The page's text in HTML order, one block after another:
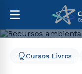
Cursos Livres
Cursos Livres